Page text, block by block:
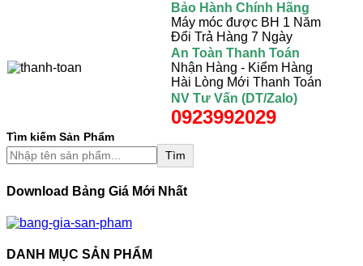
Bảo Hành Chính Hãng
Máy móc được BH 1 Năm
Đổi Trả Hàng 7 Ngày
An Toàn Thanh Toán
Nhận Hàng - Kiểm Hàng
Hài Lòng Mới Thanh Toán
NV Tư Vấn (DT/Zalo)
0923992029
Tìm kiếm Sản Phẩm
Tìm
Download Bảng Giá Mới Nhất
DANH MỤC SẢN PHẨM